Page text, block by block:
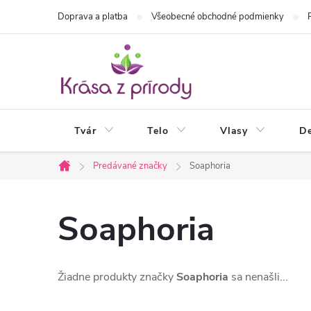
Doprava a platba Všeobecné obchodné podmienky
Tvár Telo Vlasy
Domov
Predávané značky Soaphoria
Soaphoria
Žiadne produkty značky Soaphoria sa nenašli...